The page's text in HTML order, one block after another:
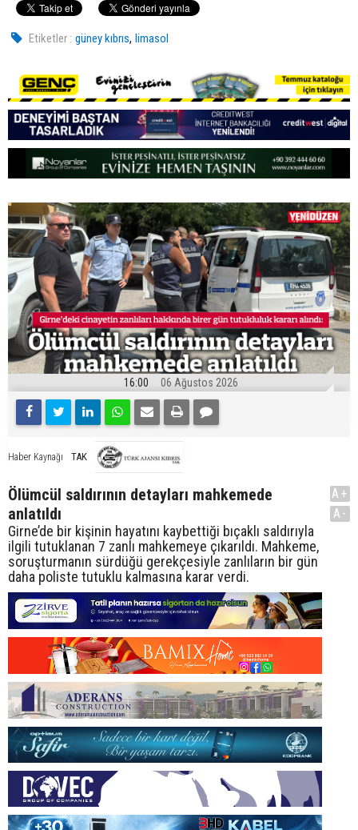
Etiketler : güney kıbrıs,limasol
16:00 06 Ağustos 2026
Haber Kaynağı TAK
Ölümcül saldırının detayları mahkemede
anlatıldı
Girne’de bir kişinin hayatını kaybettiği bıçaklı saldırıyla
ilgili tutuklanan 7 zanlı mahkemeye çıkarıldı. Mahkeme,
soruşturmanın sürdüğü gerekçesiyle zanlıların bir gün
daha poliste tutuklu kalmasına karar verdi.
A+
A-